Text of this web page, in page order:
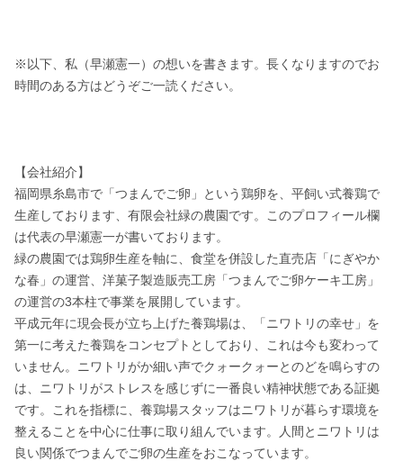
※以下、私（早瀬憲一）の想いを書きます。長くなりますのでお
時間のある方はどうぞご一読ください。
【会社紹介】
福岡県糸島市で「つまんでご卵」という鶏卵を、平飼い式養鶏で
生産しております、有限会社緑の農園です。このプロフィール欄
は代表の早瀬憲一が書いております。
緑の農園では鶏卵生産を軸に、食堂を併設した直売店「にぎやか
な春」の運営、洋菓子製造販売工房「つまんでご卵ケーキ工房」
の運営の3本柱で事業を展開しています。
平成元年に現会長が立ち上げた養鶏場は、「ニワトリの幸せ」を
第一に考えた養鶏をコンセプトとしており、これは今も変わって
いません。ニワトリがか細い声でクォークォーとのどを鳴らすの
は、ニワトリがストレスを感じずに一番良い精神状態である証拠
です。これを指標に、養鶏場スタッフはニワトリが暮らす環境を
整えることを中心に仕事に取り組んでいます。人間とニワトリは
良い関係でつまんでご卵の生産をおこなっています。